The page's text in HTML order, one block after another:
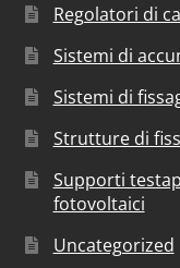
Regolatori di
Sistemi di
Sistemi di
Strutture di
Supporti
fotovoltaici
Uncategorized